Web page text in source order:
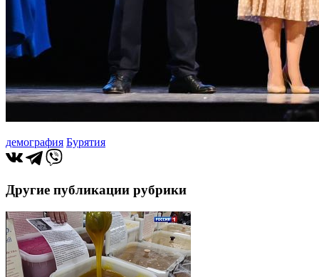
демография Бурятия
Другие публикации рубрики